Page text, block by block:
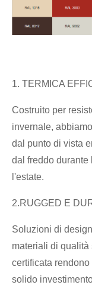
1. TERMICA
Costruito per
invernale,
dal punto di vista
dal freddo durante
l'estate.
2.RUGGED E
Soluzioni di
materiali di
certificata
solido